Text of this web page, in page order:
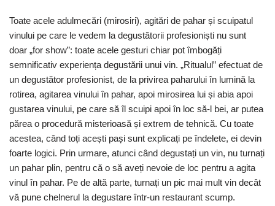
Toate acele adulmecări (mirosiri), agitări de pahar și scuipatul
vinului pe care le vedem la degustătorii profesioniști nu sunt
doar „for show”: toate acele gesturi chiar pot îmbogăți
semnificativ experiența degustării unui vin. „Ritualul” efectuat de
un degustător profesionist, de la privirea paharului în lumină la
rotirea, agitarea vinului în pahar, apoi mirosirea lui și abia apoi
gustarea vinului, pe care să îl scuipi apoi în loc să-l bei, ar putea
părea o procedură misterioasă și extrem de tehnică. Cu toate
acestea, când toți acești pași sunt explicați pe îndelete, ei devin
foarte logici. Prin urmare, atunci când degustați un vin, nu turnați
un pahar plin, pentru că o să aveți nevoie de loc pentru a agita
vinul în pahar. Pe de altă parte, turnați un pic mai mult vin decât
vă pune chelnerul la degustare într-un restaurant scump.